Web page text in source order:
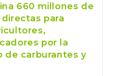
660 millones de
para
por la
de carburantes y